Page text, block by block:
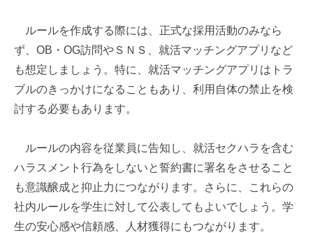
ルールを作成する際には、正式な採用活動のみなら
ず、OB・OG訪問やＳＮＳ、就活マッチングアプリなど
も想定しましょう。特に、就活マッチングアプリはトラ
ブルのきっかけになることもあり、利用自体の禁止を検
討する必要もあります。
ルールの内容を従業員に告知し、就活セクハラを含む
ハラスメント行為をしないと誓約書に署名をさせること
も意識醸成と抑止力につながります。さらに、これらの
社内ルールを学生に対して公表してもよいでしょう。学
生の安心感や信頼感、人材獲得にもつながります。